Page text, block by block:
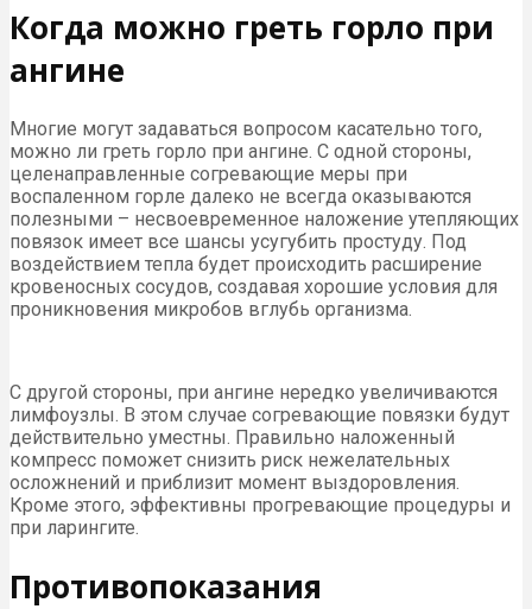
Когда можно греть горло при
ангине
Многие могут задаваться вопросом касательно того,
можно ли греть горло при ангине. С одной стороны,
целенаправленные согревающие меры при
воспаленном горле далеко не всегда оказываются
полезными – несвоевременное наложение утепляющих
повязок имеет все шансы усугубить простуду. Под
воздействием тепла будет происходить расширение
кровеносных сосудов, создавая хорошие условия для
проникновения микробов вглубь организма.
С другой стороны, при ангине нередко увеличиваются
лимфоузлы. В этом случае согревающие повязки будут
действительно уместны. Правильно наложенный
компресс поможет снизить риск нежелательных
осложнений и приблизит момент выздоровления.
Кроме этого, эффективны прогревающие процедуры и
при ларингите.
Противопоказания